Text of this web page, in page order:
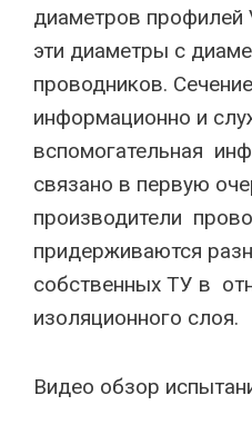
диаметров профилей
эти диаметры с
проводников.
информационно и
вспомогательная
связано в первую
производители
придерживаются
собственных ТУ в
изоляционного слоя.
Видео обзор